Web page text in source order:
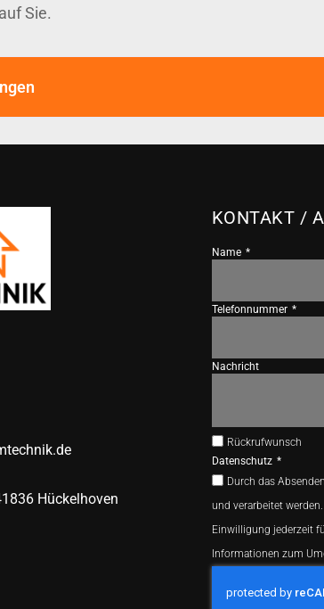
Sie.
Hückelhoven
KONTAKT /
Name
Telefonnummer
Nachricht
Rückrufwunsch
Datenschutz
Durch das
und verarbeitet
Einwilligung jederzeit
Informationen zum